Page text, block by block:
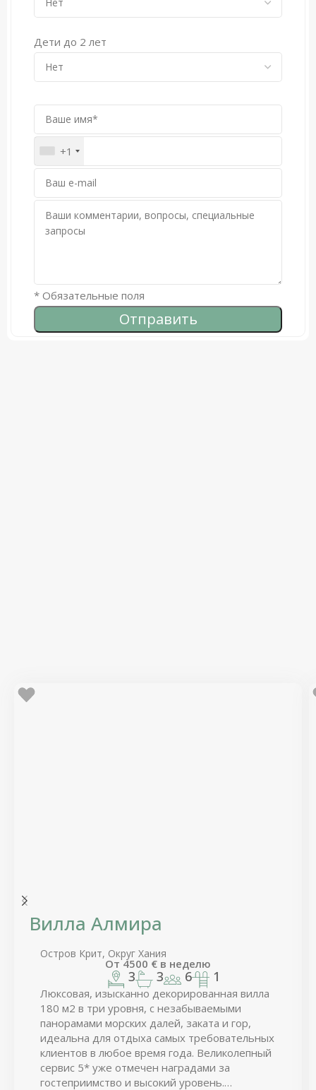
езда, теннис, дайвинг, исторические
Дети до 2 лет
+1
* Обязательные поля
Вилла Алмира
Остров Крит, Округ Хания
От 4500 € в неделю
3 3 6 1
Люксовая, изысканно декорированная вилла
180 м2 в три уровня, с незабываемыми
панорамами морских далей, заката и гор,
идеальна для отдыха самых требовательных
клиентов в любое время года. Великолепный
сервис 5* уже отмечен наградами за
гостеприимство и высокий уровень.